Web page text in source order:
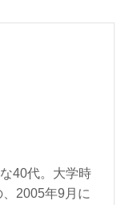
40代。大学時
2005年9月に